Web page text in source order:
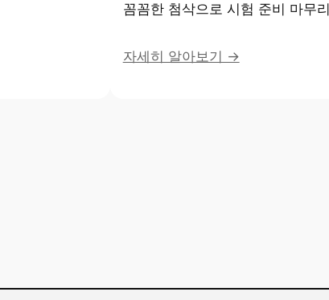
꼼꼼한 첨삭으로 시험 준비 마무리
자세히 알아보기 →